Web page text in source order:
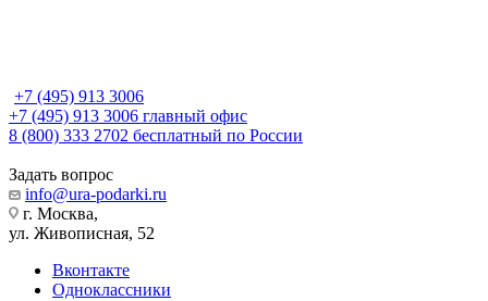
+7 (495) 913 3006
+7 (495) 913 3006 главный офис
8 (800) 333 2702 бесплатный по России
Задать вопрос
info@ura-podarki.ru
г. Москва,
ул. Живописная, 52
Вконтакте
Одноклассники